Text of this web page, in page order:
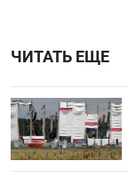
ЧИТАТЬ ЕЩЕ